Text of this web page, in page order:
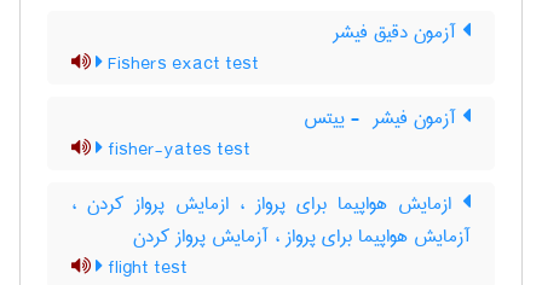
آزمون دقیق فیشر
Fishers exact test
آزمون فیشر ‎ - ییتس
fisher-yates test
ازمایش هواپیما برای پرواز ، ازمایش پرواز کردن ،
آزمایش هواپیما برای پرواز ، آزمایش پرواز کردن
flight test